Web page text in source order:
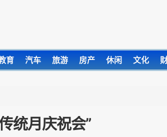
育 汽车 旅游 房产 休闲 文化
统月庆祝会”